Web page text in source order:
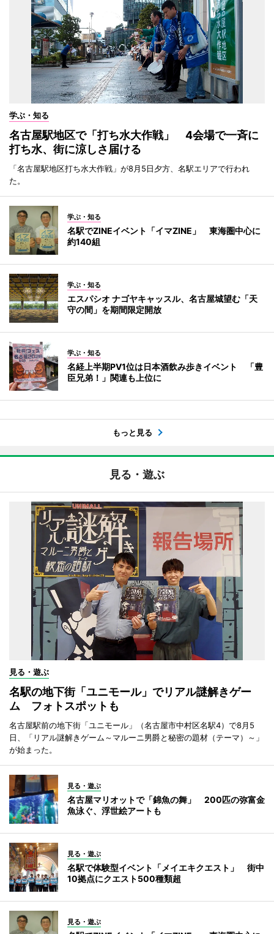
学ぶ・知る
名古屋駅地区で「打ち水大作戦」 4会場で一斉に
打ち水、街に涼しさ届ける
「名古屋駅地区打ち水大作戦」が8月5日夕方、名駅エリアで行われ
た。
学ぶ・知る
名駅でZINEイベント「イマZINE」 東海圏中心に
約140組
学ぶ・知る
エスパシオ ナゴヤキャッスル、名古屋城望む「天
守の間」を期間限定開放
学ぶ・知る
名経上半期PV1位は日本酒飲み歩きイベント 「豊
臣兄弟！」関連も上位に
もっと見る
見る・遊ぶ
見る・遊ぶ
名駅の地下街「ユニモール」でリアル謎解きゲー
ム フォトスポットも
名古屋駅前の地下街「ユニモール」（名古屋市中村区名駅4）で8月5
日、「リアル謎解きゲーム～マルーニ男爵と秘密の題材（テーマ）～」
が始まった。
見る・遊ぶ
名古屋マリオットで「錦魚の舞」 200匹の弥富金
魚泳ぐ、浮世絵アートも
見る・遊ぶ
名駅で体験型イベント「メイエキクエスト」 街中
10拠点にクエスト500種類超
見る・遊ぶ